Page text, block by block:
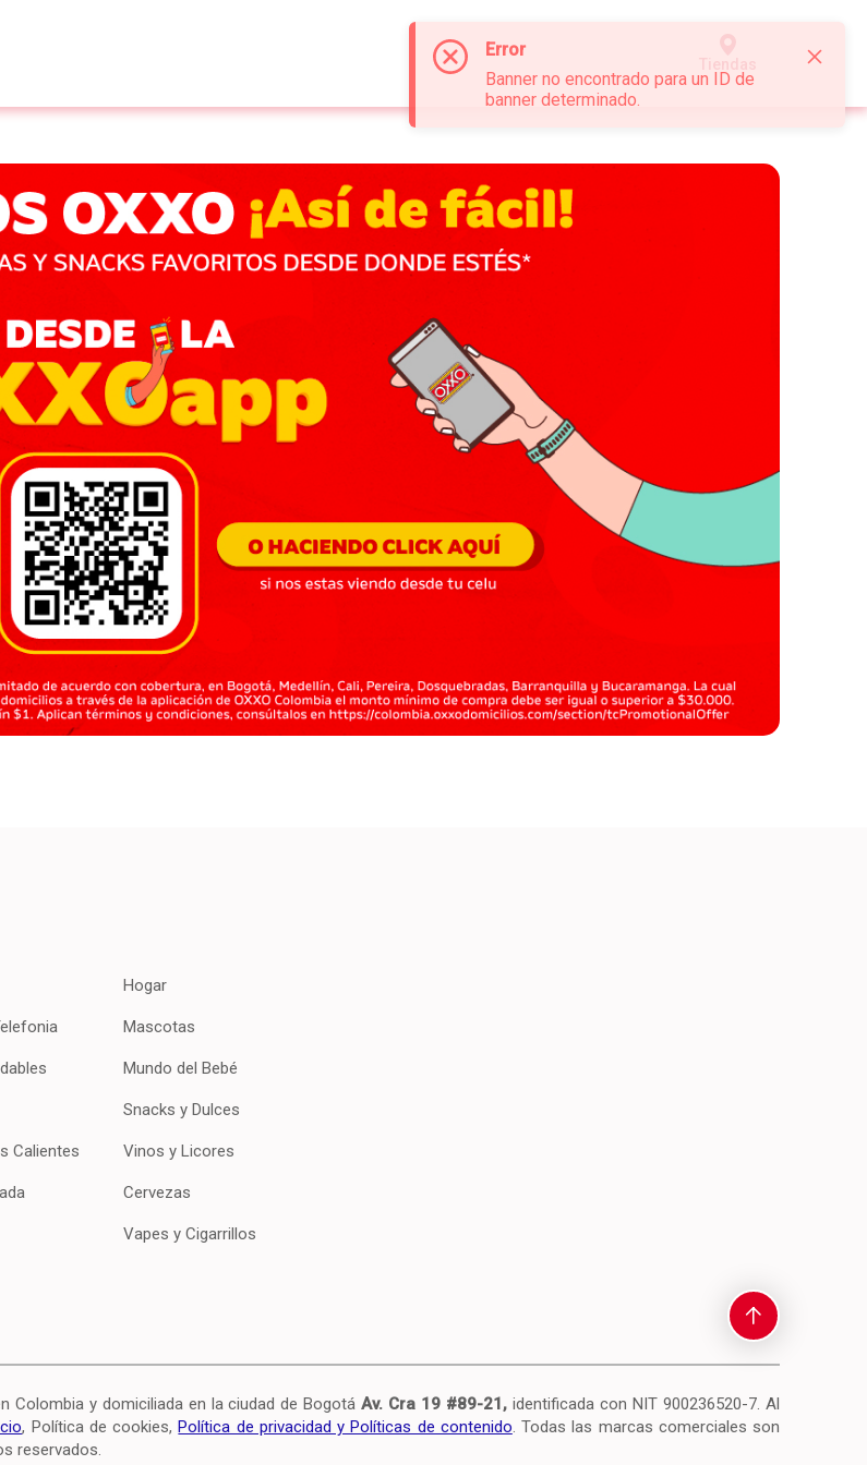
Error
Banner no encontrado para un ID de
banner determinado.
Tiendas
Calientes
Hogar
Mascotas
Mundo del Bebé
Snacks y Dulces
Vinos y Licores
Cervezas
Vapes y Cigarrillos
Colombia y domiciliada en la ciudad de BogotáAv. Cra 19 #89-21,identificada con NIT 900236520-7.Al
, Política de cookies,Política de privacidad y Políticas de contenido. Todas las marcas comerciales son
reservados.